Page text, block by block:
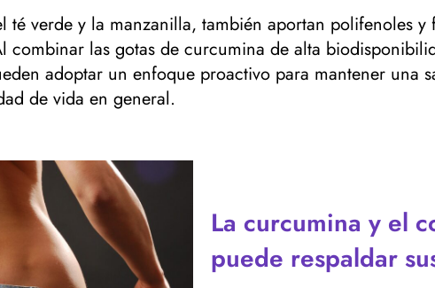
té verde y la manzanilla, también aportan polifenoles
las gotas de curcumina de alta
adoptar un enfoque proactivo para mantener una
de vida en general.
La curcumina y el
puede respaldar